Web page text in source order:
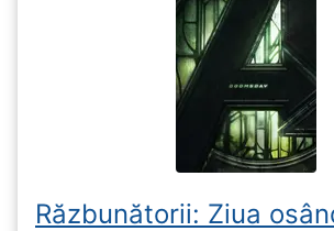
Răzbunătorii: Ziua